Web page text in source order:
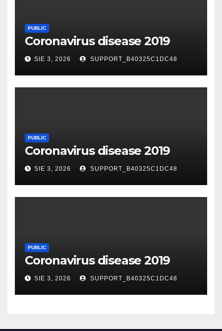
PUBLIC
Coronavirus disease 2019
SIE 3, 2026 SUPPORT_B40325C1DC48
PUBLIC
Coronavirus disease 2019
SIE 3, 2026 SUPPORT_B40325C1DC48
PUBLIC
Coronavirus disease 2019
SIE 3, 2026 SUPPORT_B40325C1DC48